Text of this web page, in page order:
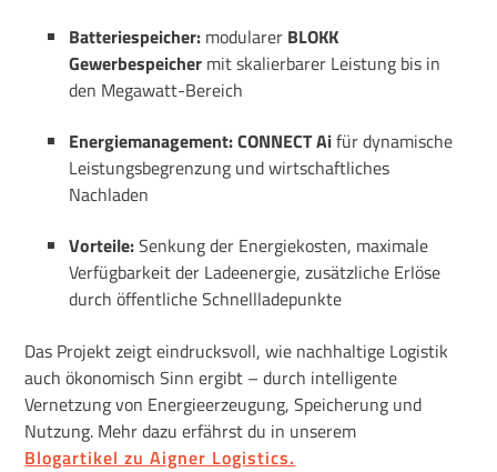
Batteriespeicher: modularer BLOKK
Gewerbespeicher mit skalierbarer Leistung bis in
den Megawatt-Bereich
Energiemanagement:CONNECT Aifür dynamische
Leistungsbegrenzung und wirtschaftliches
Nachladen
Vorteile:Senkung der Energiekosten, maximale
Verfügbarkeit der Ladeenergie, zusätzliche Erlöse
durch öffentliche Schnellladepunkte
Das Projekt zeigt eindrucksvoll, wie nachhaltige Logistik
auch ökonomisch Sinn ergibt – durch intelligente
Vernetzung von Energieerzeugung, Speicherung und
Nutzung. Mehr dazu erfährst du in unserem
Blogartikel zu Aigner Logistics.